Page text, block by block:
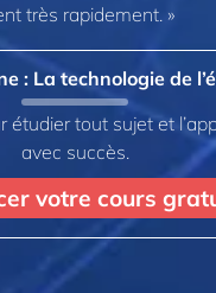
très rapidement. »
: La technologie de
étudier tout sujet et
avec succès.
votre cours